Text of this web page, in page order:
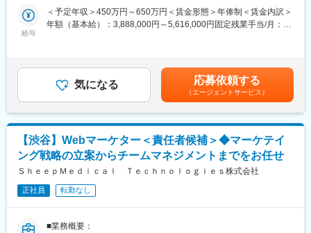
歯科矯正マーケティングの領域において、国内トップクラスのノ
ウハウをもつマーケターと一緒に業務を行っていただけます。
■業務内容詳細：
◇各WEB媒体の広告運用と関連業務全般
・Googleリスティング広告、SNS広告を中心に運用
・LPOの企画立案からLP制作のディレクション・広告バナー／動
画広告／記事LP／LP／HP／ステップメール etc. の企画・ライテ
ィング・制作ディレクション・制作物ディレクション業務に関わ
る社内、社外関係者との折衝
※スキル次第では、更に上流のペルソナ設計や適切な訴求プランの
構築などもお任せしたいと思っています。
給与
＜予定年収＞450万円～650万円＜賃金形態＞年俸制＜賃金内訳＞
年額（基本給）：3,888,000円～5,616,000円固定残業手当/月：
あくまでも目安の金額であり、選考を通じて上下する可能性があ
ります。月給(月額)は固定手当を含めた表記です。
気になる 応募依頼する
（エージェントサービス）
【渋谷】Webマーケター＜責任者候補＞◆マーケテイ
ング戦略の立案からチームマネジメントまでをお任せ
ＳｈｅｅｐＭｅｄｉｃａｌ Ｔｅｃｈｎｏｌｏｇｉｅｓ株式会社
正社員 転勤なし
■業務概要：